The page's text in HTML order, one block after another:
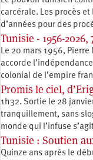
carcérale. Les procès
d’années pour des
Tunisie - 1956-
Le 20 mars 1956,
accorde
colonial de l’empire
Promis le ciel,
1h32. Sortie le 28
tranquillement, sans
monde qui l’infuse
Tunisie : Soutien
Quinze ans après le